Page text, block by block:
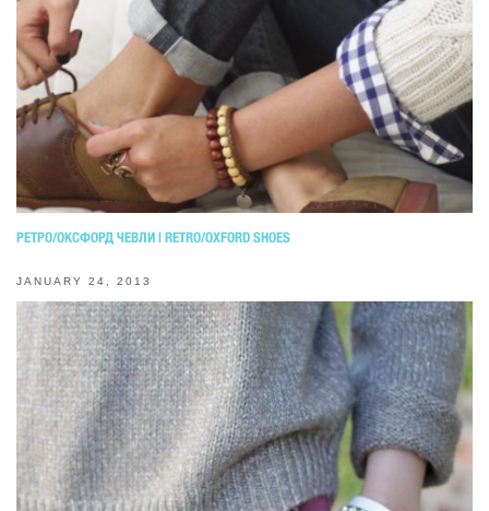
РЕТРО/ОКСФОРД ЧЕВЛИ | RETRO/OXFORD SHOES
JANUARY 24, 2013